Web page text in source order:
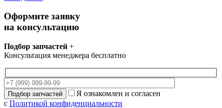
Оформите заявку
на консультацию
Подбор запчастей +
Консультация менеджера бесплатно
Я ознакомлен и согласен
с Политикой конфиденциальности